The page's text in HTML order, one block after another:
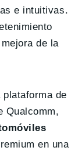
e intuitivas.
de la
de
Qualcomm,
en una